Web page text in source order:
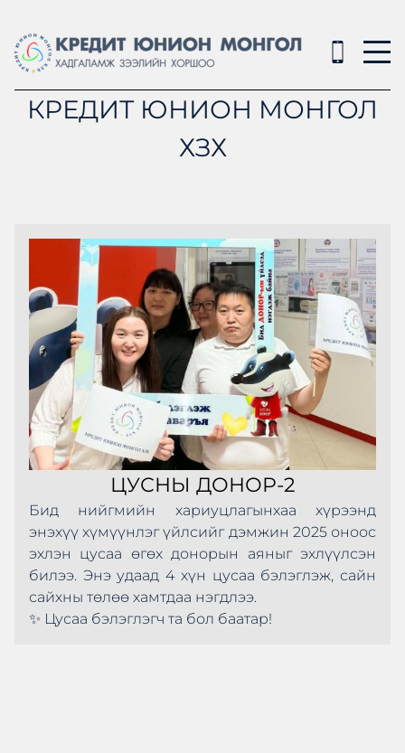
КРЕДИТ ЮНИОН МОНГОЛ
ХЗХ
ЦУСНЫ ДОНОР-2
Бид нийгмийн хариуцлагынхаа хүрээнд
энэхүү хүмүүнлэг үйлсийг дэмжин 2025 оноос
эхлэн цусаа өгөх донорын аяныг эхлүүлсэн
билээ. Энэ удаад 4 хүн цусаа бэлэглэж, сайн
сайхны төлөө хамтдаа нэгдлээ.
✨ Цусаа бэлэглэгч та бол баатар!